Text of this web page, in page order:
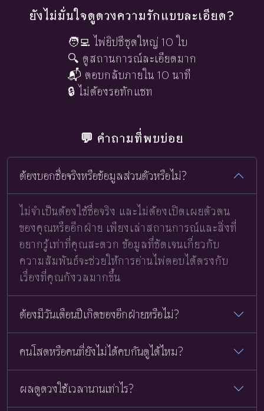
ยังไม่มั่นใจดูดวงความรักแบบละเอียด?
🧑‍💻 ไพ่ยิปซีชุดใหญ่ 10 ใบ
🔍 ดูสถานการณ์ละเอียดมาก
📬 ตอบกลับภายใน 10 นาที
🔒 ไม่ต้องรอทักแชท
💬 คำถามที่พบบ่อย
ต้องบอกชื่อจริงหรือข้อมูลส่วนตัวหรือไม่?
ไม่จำเป็นต้องใช้ชื่อจริง และไม่ต้องเปิดเผยตัวตน
ของคุณหรืออีกฝ่าย เพียงเล่าสถานการณ์และสิ่งที่
อยากรู้เท่าที่คุณสะดวก ข้อมูลที่ชัดเจนเกี่ยวกับ
ความสัมพันธ์จะช่วยให้การอ่านไพ่ตอบได้ตรงกับ
เรื่องที่คุณกังวลมากขึ้น
ต้องมีวันเดือนปีเกิดของอีกฝ่ายหรือไม่?
คนโสดหรือคนที่ยังไม่ได้คบกันดูได้ไหม?
ผลดูดวงใช้เวลานานเท่าไร?